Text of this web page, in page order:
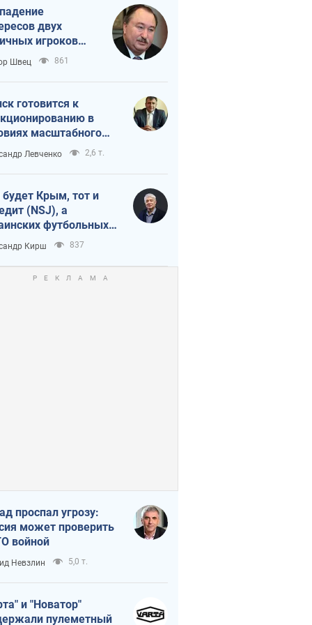
двух
игроков
план
и Путина?
Швец 861
готовится к
в
масштабного
кризиса
Левченко 2,6 т.
будет Крым, тот и
(NSJ), а
футбольных
могут
убийцами
Кирш 837
проспал угрозу:
может проверить
войной
Невзлин 5,0 т.
и "Новатор"
пулеметный